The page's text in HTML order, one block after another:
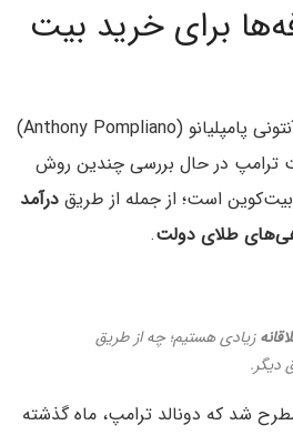
برای خرید بیت
بو هاینز، در مصاحبه‌ای با آنتونی پامپلیانو (Anthony Pompliano)
ترامپ در حال بررسی چندین روش
است؛ از جمله از طریق درآمد
طلای دولت.
زیادی هستیم؛ چه از طریق
دیگر.
شد که دونالد ترامپ، ماه گذشته